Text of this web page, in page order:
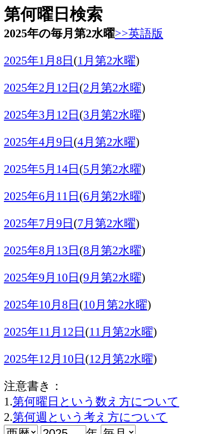
第何曜日検索
2025年の毎月第2水曜>>英語版
2025年1月8日 (1月第2水曜)
2025年2月12日 (2月第2水曜)
2025年3月12日 (3月第2水曜)
2025年4月9日 (4月第2水曜)
2025年5月14日 (5月第2水曜)
2025年6月11日 (6月第2水曜)
2025年7月9日 (7月第2水曜)
2025年8月13日 (8月第2水曜)
2025年9月10日 (9月第2水曜)
2025年10月8日 (10月第2水曜)
2025年11月12日 (11月第2水曜)
2025年12月10日 (12月第2水曜)
注意書き：
1.第何曜日という数え方について
2.第何週という考え方について